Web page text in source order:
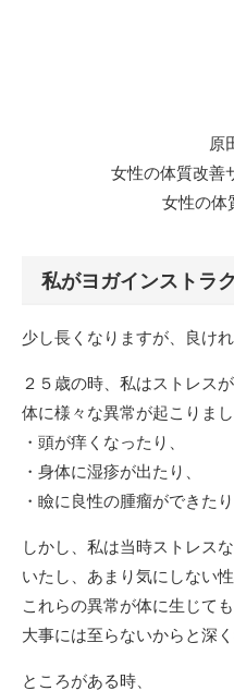
原
女性の体質改善
女性の体
私がヨガインストラ
少し長くなりますが、良け
２５歳の時、私はストレス
体に様々な異常が起こりまし
・頭が痒くなったり、
・身体に湿疹が出たり、
・瞼に良性の腫瘤ができたり
しかし、私は当時ストレス
いたし、あまり気にしない
これらの異常が体に生じて
大事には至らないからと深
ところがある時、